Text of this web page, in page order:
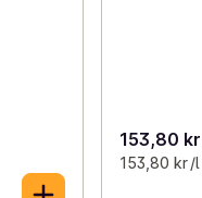
153,80 kr
153,80 kr /l